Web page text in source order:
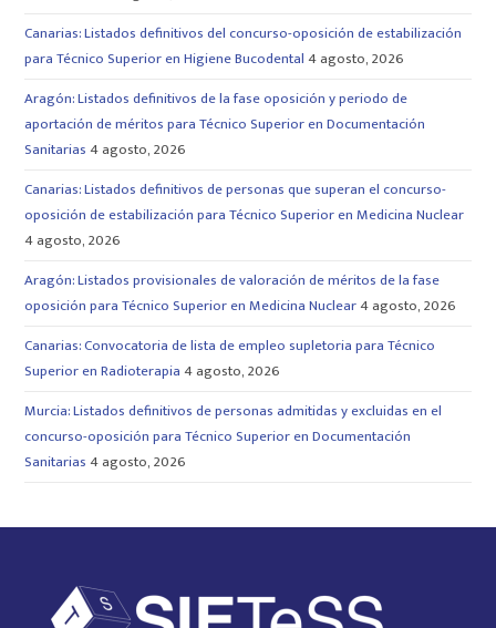
Canarias: Listados definitivos del concurso-oposición de estabilización
para Técnico Superior en Higiene Bucodental 4 agosto, 2026
Aragón: Listados definitivos de la fase oposición y periodo de
aportación de méritos para Técnico Superior en Documentación
Sanitarias 4 agosto, 2026
Canarias: Listados definitivos de personas que superan el concurso-
oposición de estabilización para Técnico Superior en Medicina Nuclear
4 agosto, 2026
Aragón: Listados provisionales de valoración de méritos de la fase
oposición para Técnico Superior en Medicina Nuclear4 agosto, 2026
Canarias: Convocatoria de lista de empleo supletoria para Técnico
Superior en Radioterapia 4 agosto, 2026
Murcia: Listados definitivos de personas admitidas y excluidas en el
concurso-oposición para Técnico Superior en Documentación
Sanitarias 4 agosto, 2026